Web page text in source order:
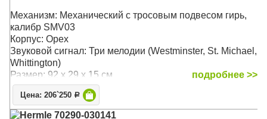
Механизм: Механический с тросовым подвесом гирь,
калибр SMV03
Корпус: Орех
Звуковой сигнал: Три мелодии (Westminster, St. Michael,
Whittington)
Размер: 92 x 29 x 15 см
подробнее >>
Цена: 206`250 Р
Hermle 70290-030141